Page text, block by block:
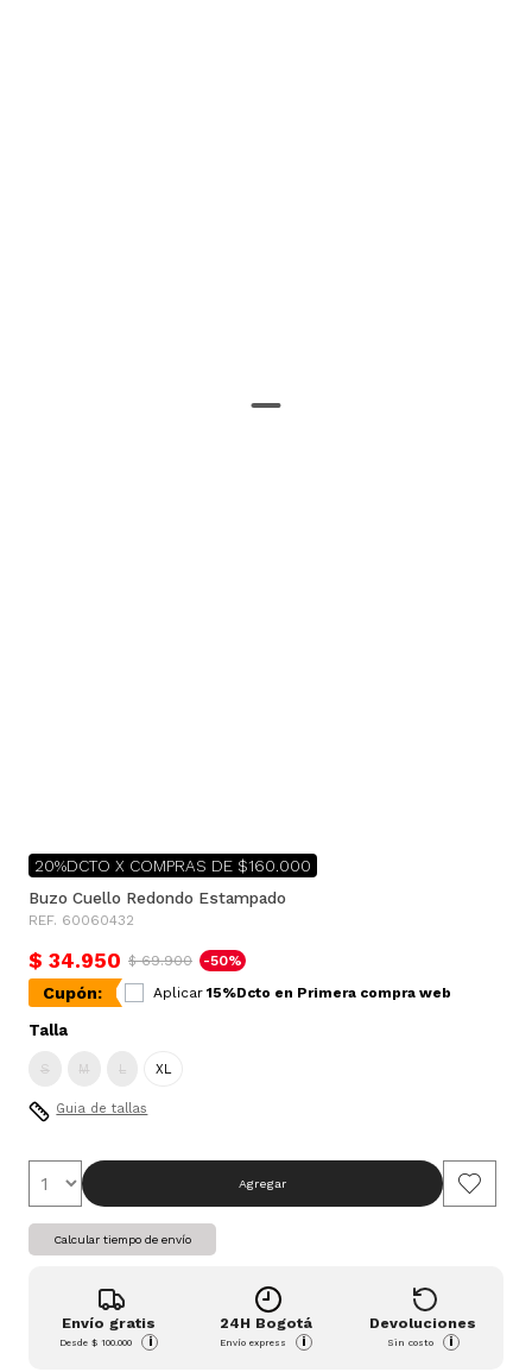
20%DCTO X COMPRAS DE $160.000
Buzo Cuello Redondo Estampado
REF. 60060432
$ 34.950 $ 69.900 -50%
Cupón: Aplicar 15%Dcto en Primera compra web
Talla
S M L XL
Guia de tallas
Agregar
Calcular tiempo de envío
Envío gratis
Desde$ 100.000 i
24H Bogotá
Envío express i
Devoluciones
Sin costo i